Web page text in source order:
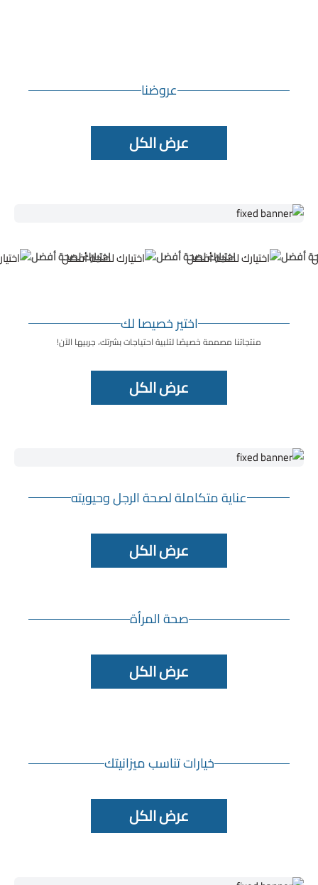
عروضنا
عرض الكل
أفضل اختيارك لصحة أفضل اختيارك لصحة أفضل
اختير خصيصا لك
منتجاتنا مصممة خصيصًا لتلبية احتياجات بشرتك، جربيها الآن!
عرض الكل
عناية متكاملة لصحة الرجل وحيويته
عرض الكل
صحة المرأة
عرض الكل
خيارات تناسب ميزانيتك
عرض الكل